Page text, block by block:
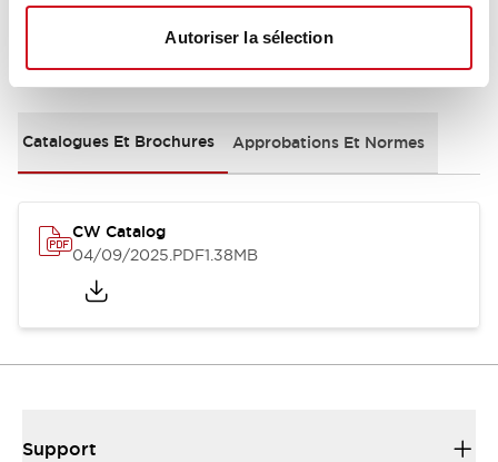
Autoriser la sélection
Documents et fichiers
Catalogues Et Brochures Approbations Et Normes
CW Catalog
04/09/2025.PDF1.38MB
Support